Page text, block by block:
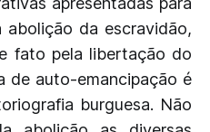
da escravidão,
fato pela libertação do
de auto-emancipação é
burguesa. Não